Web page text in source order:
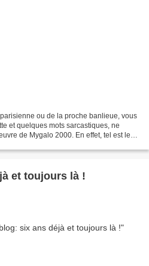
ou de la proche banlieue, vous
et quelques mots sarcastiques, ne
de Mygalo 2000. En effet, tel est le
et toujours là !